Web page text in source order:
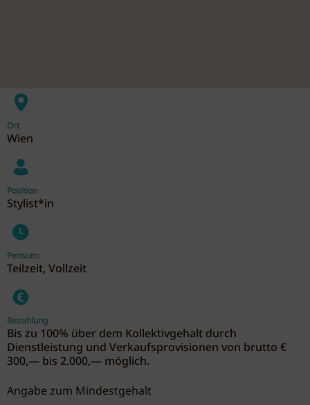
Ort
Wien
Position
Stylist*in
Pensum:
Teilzeit, Vollzeit
Bezahlung
Bis zu 100% über dem Kollektivgehalt durch
Dienstleistung und Verkaufsprovisionen von brutto €
300,— bis 2.000,— möglich.
Angabe zum Mindestgehalt